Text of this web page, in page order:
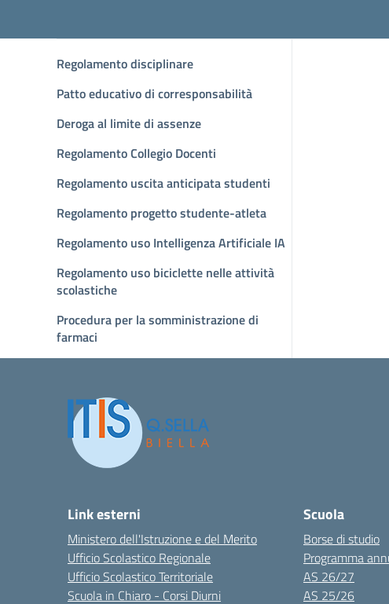
Regolamento disciplinare
Patto educativo di corresponsabilità
Deroga al limite di assenze
Regolamento Collegio Docenti
Regolamento uscita anticipata studenti
Regolamento progetto studente-atleta
Regolamento uso Intelligenza Artificiale IA
Regolamento uso biciclette nelle attività
scolastiche
Procedura per la somministrazione di
farmaci
Link esterni
Ministero dell'Istruzione e del Merito
Ufficio Scolastico Regionale
Ufficio Scolastico Territoriale
Scuola in Chiaro - Corsi Diurni
Scuola
Borse di studio
Programma
AS 26/27
AS 25/26